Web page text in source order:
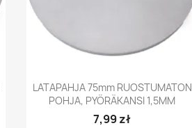
Pikakatselu
LATAPAHJA 75mm RUOSTUMATON
POHJA, PYÖRÄKANSI 1,5MM
7,99 zł